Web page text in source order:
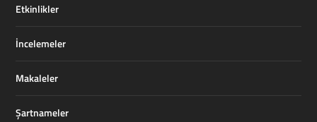
Etkinlikler
İncelemeler
Makaleler
Şartnameler